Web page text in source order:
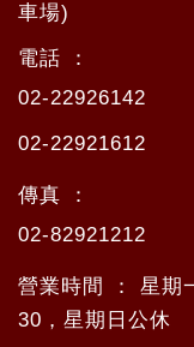
車場)
電話 ：
02-22926142
02-22921612
傳真 ：
02-82921212
營業時間 ： 星期
30，星期日公休